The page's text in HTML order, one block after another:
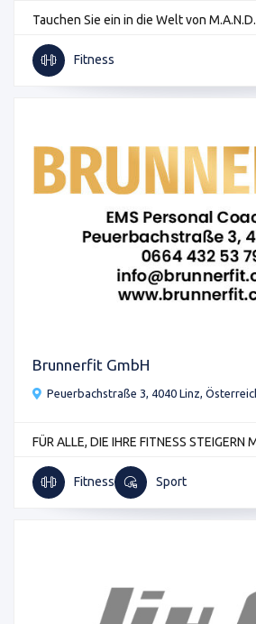
Tauchen Sie ein in die Welt von
Fitness
Brunnerfit GmbH
Peuerbachstraße 3, 4040 Linz,
FÜR ALLE, DIE IHRE FITNESS STEIGERN
Fitness Sport